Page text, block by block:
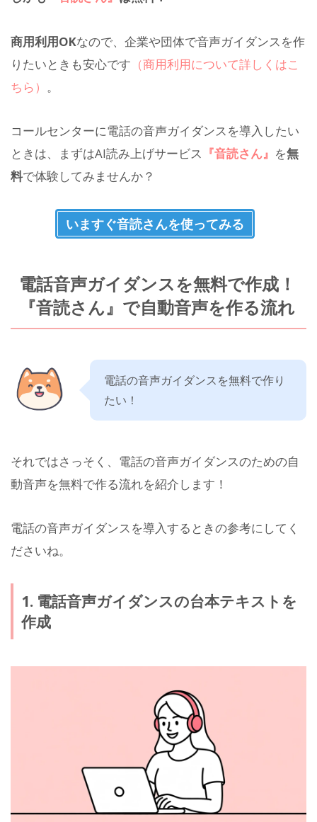
商用利用OKなので、企業や団体で音声ガイダンスを作
りたいときも安心です （商用利用について詳しくはこ
ちら） 。
コールセンターに電話の音声ガイダンスを導入したい
ときは、まずはAI読み上げサービス 『音読さん』 を無
料で体験してみませんか？
いますぐ音読さんを使ってみる
電話音声ガイダンスを無料で作成！
『音読さん』で自動音声を作る流れ
電話の音声ガイダンスを無料で作り
たい！
それではさっそく、電話の音声ガイダンスのための自
動音声を無料で作る流れを紹介します！
電話の音声ガイダンスを導入するときの参考にしてく
ださいね。
1. 電話音声ガイダンスの台本テキストを
作成